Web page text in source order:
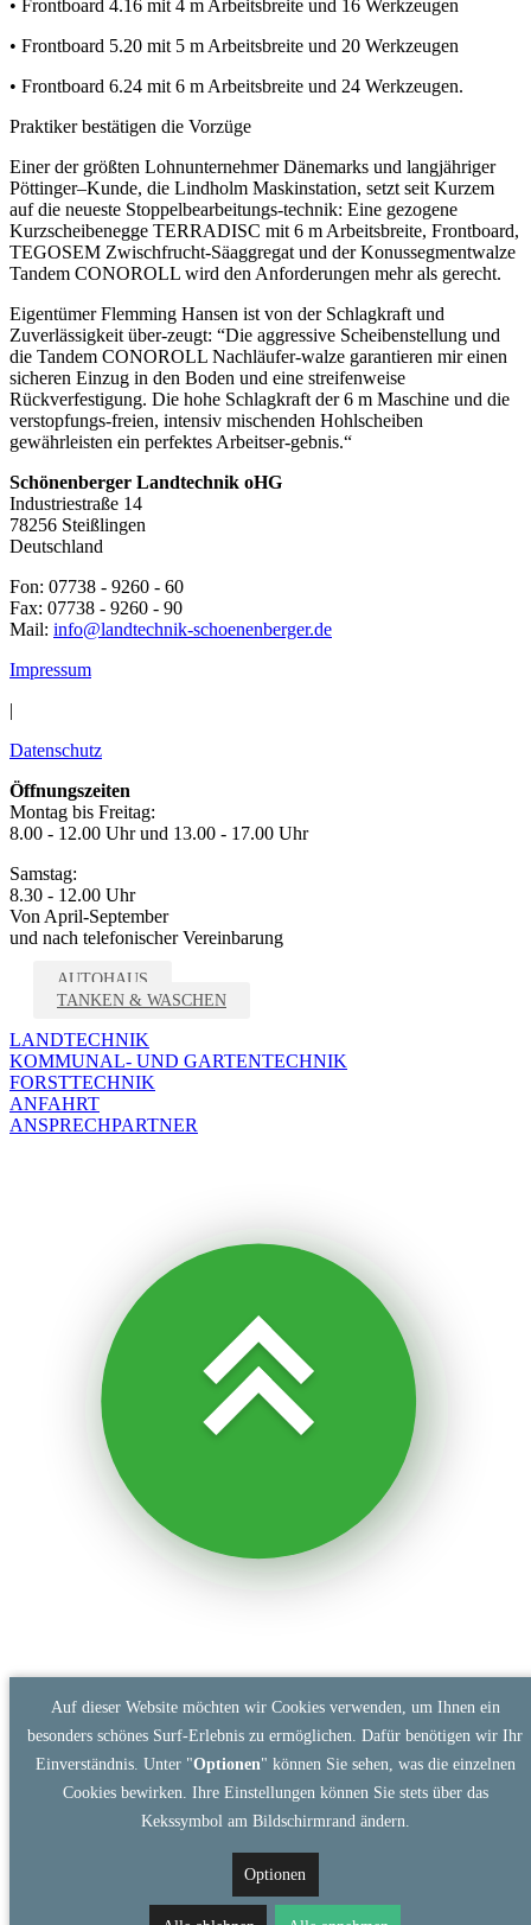
• Frontboard 4.16 mit 4 m Arbeitsbreite und 16 Werkzeugen
• Frontboard 5.20 mit 5 m Arbeitsbreite und 20 Werkzeugen
• Frontboard 6.24 mit 6 m Arbeitsbreite und 24 Werkzeugen.
Praktiker bestätigen die Vorzüge
Einer der größten Lohnunternehmer Dänemarks und langjähriger
Pöttinger–Kunde, die Lindholm Maskinstation, setzt seit Kurzem
auf die neueste Stoppelbearbeitungs-technik: Eine gezogene
Kurzscheibenegge TERRADISC mit 6 m Arbeitsbreite, Frontboard,
TEGOSEM Zwischfrucht-Säaggregat und der Konussegmentwalze
Tandem CONOROLL wird den Anforderungen mehr als gerecht.
Eigentümer Flemming Hansen ist von der Schlagkraft und
Zuverlässigkeit über-zeugt: “Die aggressive Scheibenstellung und
die Tandem CONOROLL Nachläufer-walze garantieren mir einen
sicheren Einzug in den Boden und eine streifenweise
Rückverfestigung. Die hohe Schlagkraft der 6 m Maschine und die
verstopfungs-freien, intensiv mischenden Hohlscheiben
gewährleisten ein perfektes Arbeitser-gebnis.“
Schönenberger Landtechnik oHG
Industriestraße 14
78256 Steißlingen
Deutschland
Fon: 07738 - 9260 - 60
Fax: 07738 - 9260 - 90
Mail: info@landtechnik-schoenenberger.de
Impressum
|
Datenschutz
Öffnungszeiten
Montag bis Freitag:
8.00 - 12.00 Uhr und 13.00 - 17.00 Uhr
Samstag:
8.30 - 12.00 Uhr
Von April-September
und nach telefonischer Vereinbarung
AUTOHAUS
TANKEN & WASCHEN
LANDTECHNIK
KOMMUNAL- UND GARTENTECHNIK
FORSTTECHNIK
ANFAHRT
ANSPRECHPARTNER
Auf dieser Website möchten wir Cookies verwenden, um Ihnen ein
besonders schönes Surf-Erlebnis zu ermöglichen. Dafür benötigen wir Ihr
Einverständnis. Unter "Optionen" können Sie sehen, was die einzelnen
Cookies bewirken. Ihre Einstellungen können Sie stets über das
Kekssymbol am Bildschirmrand ändern.
Optionen